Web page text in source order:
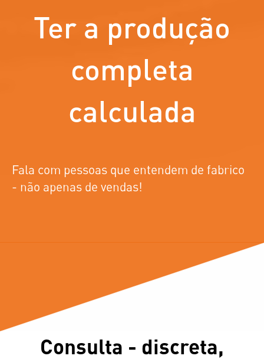
Ter a produção
completa
calculada
Fala com pessoas que entendem de fabrico
- não apenas de vendas!
Consulta - discreta,